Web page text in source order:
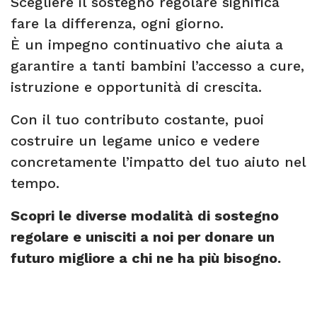
fare la differenza, ogni giorno.
È un impegno continuativo che aiuta a
garantire a tanti bambini l’accesso a cure,
istruzione e opportunità di crescita.
Con il tuo contributo costante, puoi
costruire un legame unico e vedere
concretamente l’impatto del tuo aiuto nel
tempo.
Scopri le diverse modalità di sostegno
regolare e unisciti a noi per donare un
futuro migliore a chi ne ha più bisogno.